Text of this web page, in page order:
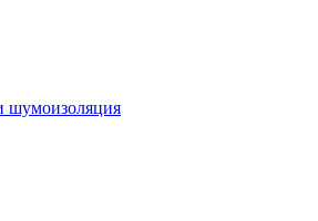
шумоизоляция